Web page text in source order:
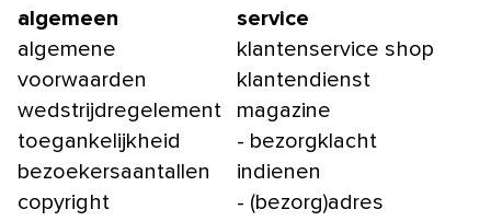
algemeen
algemene
voorwaarden
wedstrijdregelement
toegankelijkheid
bezoekersaantallen
copyright
service
klantenservice shop
klantendienst
magazine
- bezorgklacht
indienen
- (bezorg)adres